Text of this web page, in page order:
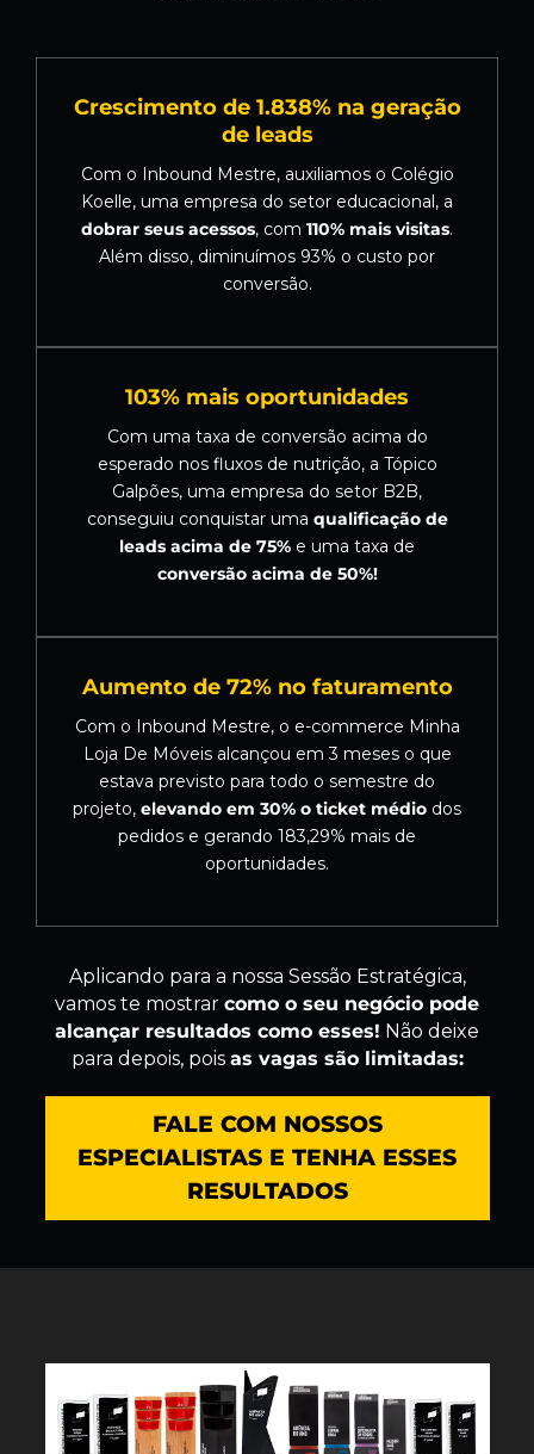
Crescimento de 1.838% na geração
de leads
Com o Inbound Mestre, auxiliamos o Colégio
Koelle, uma empresa do setor educacional, a
dobrar seus acessos, com 110% mais visitas.
Além disso, diminuímos 93% o custo por
conversão.
103% mais oportunidades
Com uma taxa de conversão acima do
esperado nos fluxos de nutrição, a Tópico
Galpões, uma empresa do setor B2B,
conseguiu conquistar uma qualificação de
leads acima de 75% e uma taxa de
conversão acima de 50%!
Aumento de 72% no faturamento
Com o Inbound Mestre, o e-commerce Minha
Loja De Móveis alcançou em 3 meses o que
estava previsto para todo o semestre do
projeto, elevando em 30% o ticket médio dos
pedidos e gerando 183,29% mais de
oportunidades.
Aplicando para a nossa Sessão Estratégica,
vamos te mostrar como o seu negócio pode
alcançar resultados como esses! Não deixe
para depois, pois as vagas são limitadas:
FALE COM NOSSOS
ESPECIALISTAS E TENHA ESSES
RESULTADOS